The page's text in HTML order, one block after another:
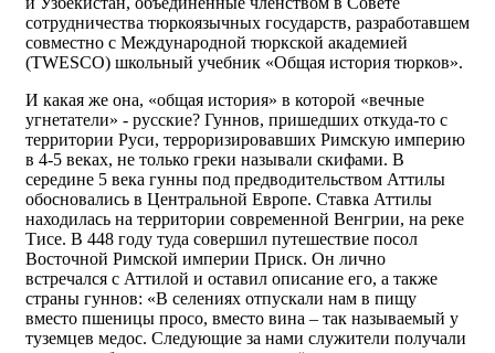
сотрудничества тюркоязычных государств, разработавшем
совместно с Международной тюркской академией
(TWESCO) школьный учебник «Общая история тюрков».
И какая же она, «общая история» в которой «вечные
угнетатели» - русские? Гуннов, пришедших откуда-то с
территории Руси, терроризировавших Римскую империю
в 4-5 веках, не только греки называли скифами. В
середине 5 века гунны под предводительством Аттилы
обосновались в Центральной Европе. Ставка Аттилы
находилась на территории современной Венгрии, на реке
Тисе. В 448 году туда совершил путешествие посол
Восточной Римской империи Приск. Он лично
встречался с Аттилой и оставил описание его, а также
страны гуннов: «В селениях отпускали нам в пищу
вместо пшеницы просо, вместо вина – так называемый у
туземцев медос. Следующие за нами служители получали